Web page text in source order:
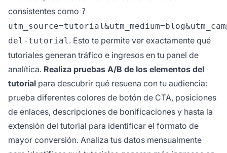
consistentes como ?
del-tutorial. Esto te permite ver exactamente qué
tutoriales generan tráfico e ingresos en tu panel de
analítica. Realiza pruebas A/B de los elementos del
tutorial para descubrir qué resuena con tu audiencia:
prueba diferentes colores de botón de CTA, posiciones
de enlaces, descripciones de bonificaciones y hasta la
extensión del tutorial para identificar el formato de
mayor conversión. Analiza tus datos mensualmente